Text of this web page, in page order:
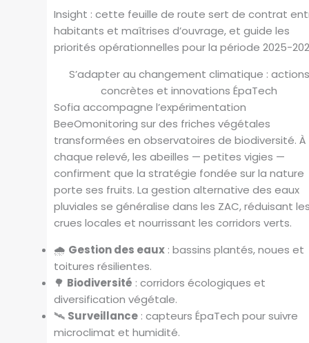
Insight : cette feuille de route sert de contrat
habitants et maîtrises d’ouvrage, et guide les
priorités opérationnelles pour la période 2025-
S’adapter au changement climatique : actions
concrètes et innovations ÉpaTech
Sofia accompagne l’expérimentation
BeeOmonitoring sur des friches végétales
transformées en observatoires de biodiversité. À
chaque relevé, les abeilles — petites vigies —
confirment que la stratégie fondée sur la nature
porte ses fruits. La gestion alternative des eaux
pluviales se généralise dans les ZAC, réduisant
crues locales et nourrissant les corridors verts.
🌧️ Gestion des eaux : bassins plantés, noues et
toitures résilientes.
🌳 Biodiversité : corridors écologiques et
diversification végétale.
🛰️ Surveillance : capteurs ÉpaTech pour suivre
microclimat et humidité.